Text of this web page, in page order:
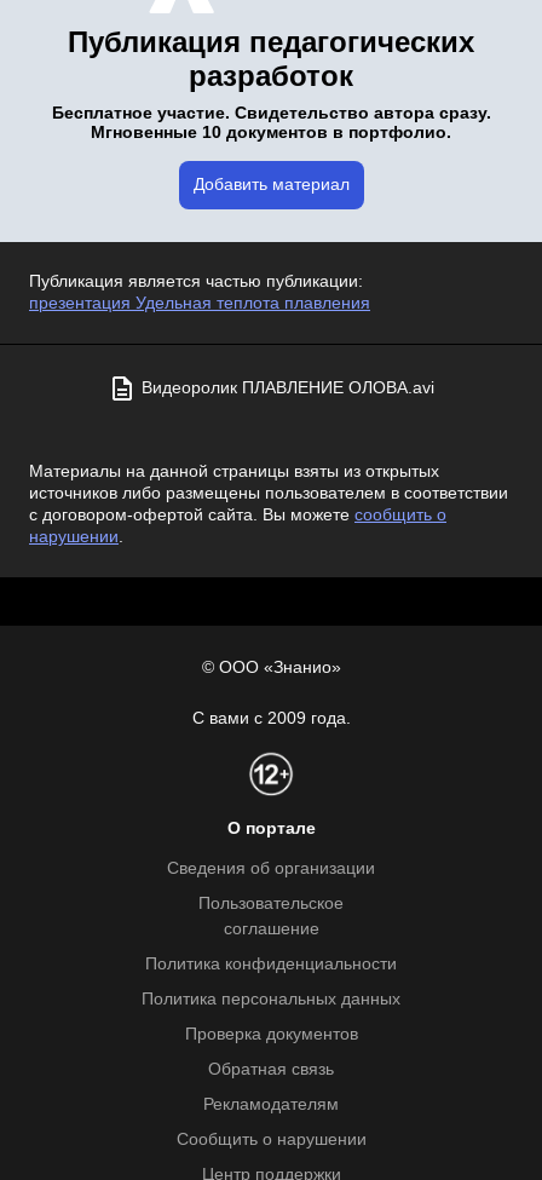
Публикация педагогических
разработок
Бесплатное участие. Свидетельство автора сразу.
Мгновенные 10 документов в портфолио.
Добавить материал
Публикация является частью публикации:
презентация Удельная теплота плавления
Видеоролик ПЛАВЛЕНИЕ ОЛОВА.avi
Материалы на данной страницы взяты из открытых
источников либо размещены пользователем в соответствии
с договором-офертой сайта. Вы можете сообщить о
нарушении.
© ООО «Знанио»
С вами с 2009 года.
О портале
Сведения об организации
Пользовательское
соглашение
Политика конфиденциальности
Политика персональных данных
Проверка документов
Обратная связь
Рекламодателям
Сообщить о нарушении
Центр поддержки